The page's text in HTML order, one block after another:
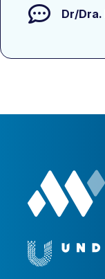
Dr/Dra.